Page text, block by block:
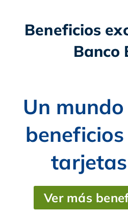
Beneficios
Banco
Un
tarjetas
Ver más